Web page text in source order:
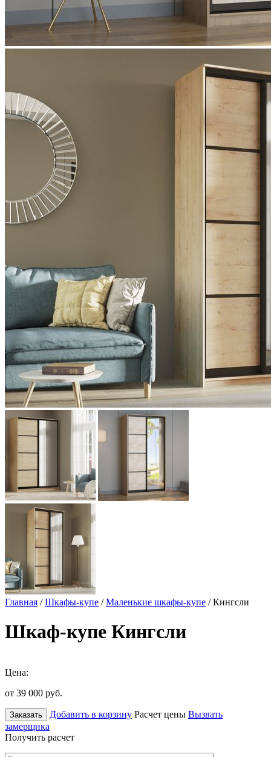
Главная /Шкафы-купе /Маленькие шкафы-купе / Кингсли
Шкаф-купе Кингсли
Цена:
от 39 000 руб.
Заказать Добавить в корзину Расчет цены Вызвать
замерщика
Получить расчет